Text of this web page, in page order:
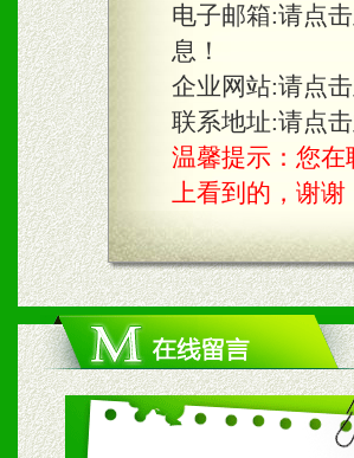
2、不定期在各
知名度和影响力
3、根据地方实
具。
四、市场操作及
1、根据区域市
2、根据具体情
3、根据市场需
电子邮箱:请点
息！
企业网站:请点
联系地址:请点
温馨提示：您在
上看到的，谢谢